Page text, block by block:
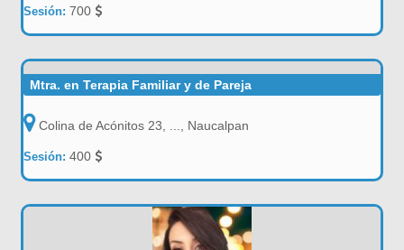
Sesión:700
Mtra. en Terapia Familiar y de Pareja
Colina de Acónitos 23, ..., Naucalpan
Sesión:400